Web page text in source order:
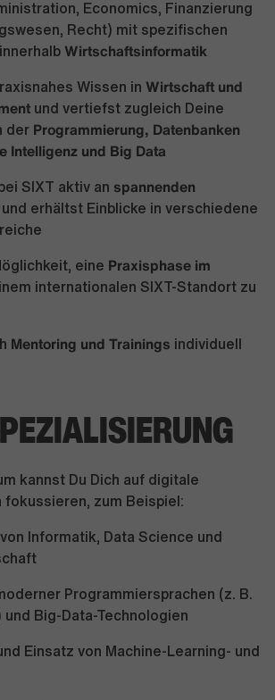
Economics, Finanzierung
Recht) mit spezifischen
Wirtschaftsinformatik
Wissen in Wirtschaft und
und vertiefst zugleich Deine
der Programmierung, Datenbanken
Intelligenz und Big Data
SIXT aktiv an spannenden
erhältst Einblicke in verschiedene
eine Praxisphase im
internationalen SIXT-Standort zu
Mentoring und Trainings individuell
kannst Du Dich auf digitale
zum Beispiel:
Informatik, Data Science und
Programmiersprachen (z. B.
und Big-Data-Technologien
Einsatz von Machine-Learning- und